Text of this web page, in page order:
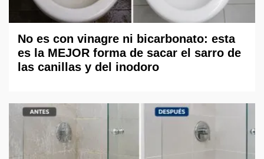
No es con vinagre ni bicarbonato: esta
es la MEJOR forma de sacar el sarro de
las canillas y del inodoro